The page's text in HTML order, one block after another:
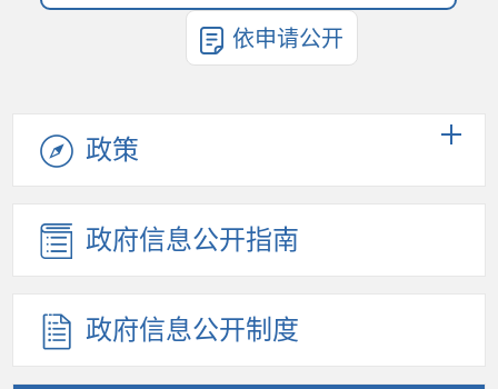
依申请公开
政策
政府信息公开指南
政府信息公开制度